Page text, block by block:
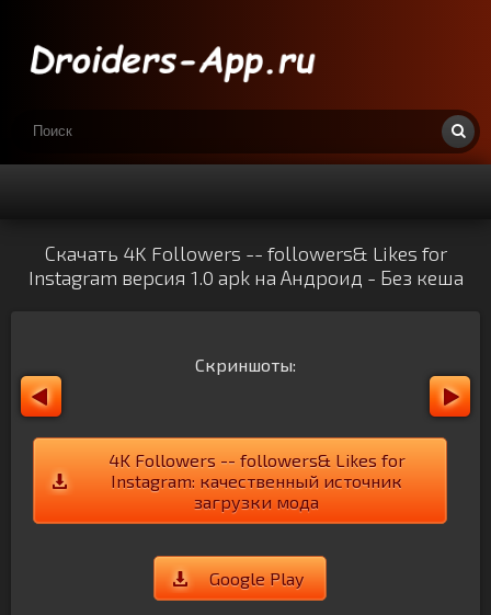
Скачать 4K Followers -- followers& Likes for
Instagram версия 1.0 apk на Андроид - Без кеша
Скриншоты:
4K Followers -- followers& Likes for
Instagram: качественный источник
загрузки мода
Google Play